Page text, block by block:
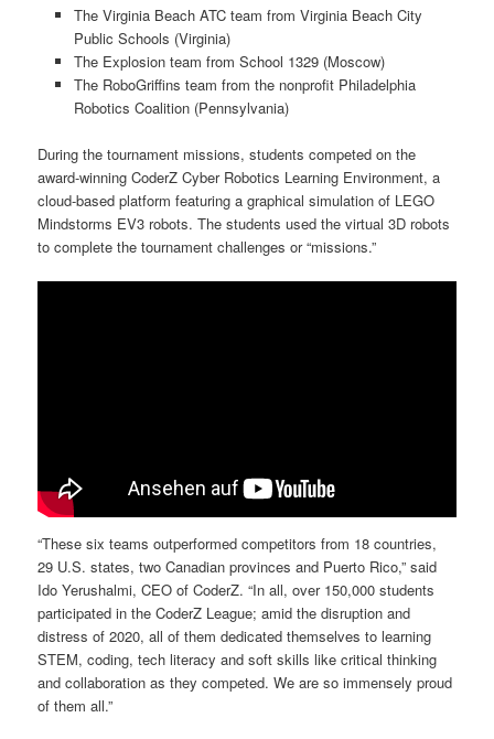
The Virginia Beach ATC team from Virginia Beach City
Public Schools (Virginia)
The Explosion team from School 1329 (Moscow)
The RoboGriffins team from the nonprofit Philadelphia
Robotics Coalition (Pennsylvania)
During the tournament missions, students competed on the
award-winning CoderZ Cyber Robotics Learning Environment, a
cloud-based platform featuring a graphical simulation of LEGO
Mindstorms EV3 robots. The students used the virtual 3D robots
to complete the tournament challenges or “missions.”
“These six teams outperformed competitors from 18 countries,
29 U.S. states, two Canadian provinces and Puerto Rico,” said
Ido Yerushalmi, CEO of CoderZ. “In all, over 150,000 students
participated in the CoderZ League; amid the disruption and
distress of 2020, all of them dedicated themselves to learning
STEM, coding, tech literacy and soft skills like critical thinking
and collaboration as they competed. We are so immensely proud
of them all.”